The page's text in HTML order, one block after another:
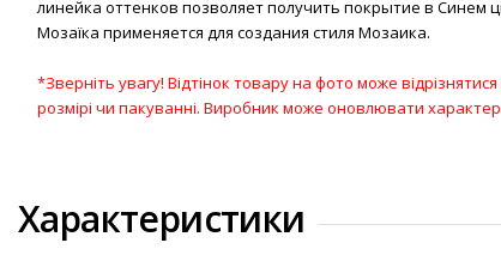
линейка оттенков позволяет получить покрытие в Синем
Мозаїка применяется для создания стиля Мозаика.
*Зверніть увагу! Відтінок товару на фото може
розмірі чи пакуванні. Виробник може оновлювати
Характеристики